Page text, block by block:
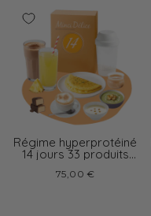
Régime hyperprotéiné
14 jours 33 produits
75,00 €